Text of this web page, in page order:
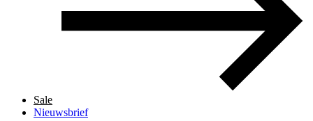
Sale
Nieuwsbrief